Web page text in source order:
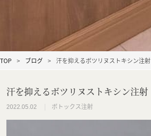
TOP ブログ 汗を抑えるボツリヌストキシン注射
汗を抑えるボツリヌストキシン注射
2022.05.02 ボトックス注射